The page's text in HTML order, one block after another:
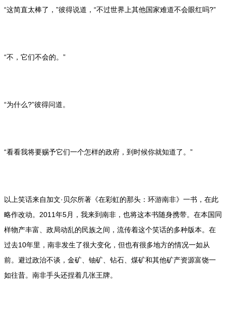
“这简直太棒了，”彼得说道，“不过世界上其他国家难道不会眼红吗?”
“不，它们不会的。”
“为什么?”彼得问道。
“看看我将要赐予它们一个怎样的政府，到时候你就知道了。”
以上笑话来自加文·贝尔所著《在彩虹的那头：环游南非》一书，在此
略作改动。2011年5月，我来到南非，也将这本书随身携带。在本国同
样物产丰富、政局动乱的民族之间，流传着这个笑话的多种版本。在
过去10年里，南非发生了很大变化，但也有很多地方的情况一如从
前。避过政治不谈，金矿、铀矿、钻石、煤矿和其他矿产资源富饶一
如往昔。南非手头还捏着几张王牌。